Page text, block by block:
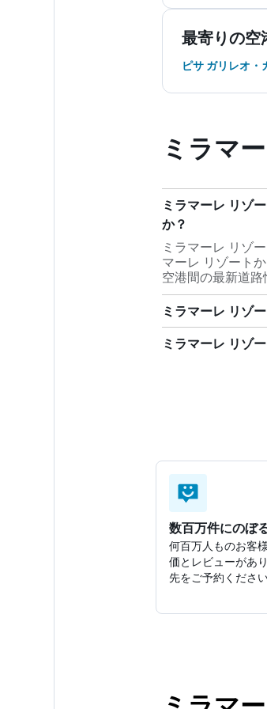
最寄りの空
ピサ ガリレオ・
ミラマ
ミラマーレ リゾ
か？
ミラマーレ リゾ
マーレ リゾート
空港間の最新道路
ミラマーレ リゾ
ミラマーレ リゾ
数百万件にのぼ
何百万人ものお客
価とレビューがあ
先をご予約ください